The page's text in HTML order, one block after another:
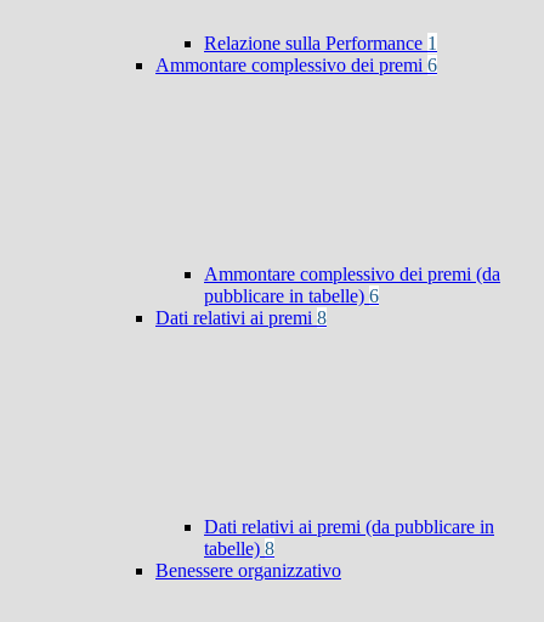
Relazione sulla Performance 1
Ammontare complessivo dei premi 6
Ammontare complessivo dei premi (da
pubblicare in tabelle) 6
Dati relativi ai premi 8
Dati relativi ai premi (da pubblicare in
tabelle) 8
Benessere organizzativo